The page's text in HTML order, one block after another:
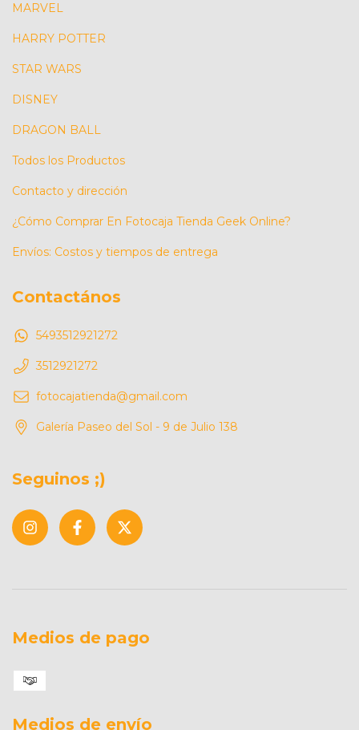
MARVEL
HARRY POTTER
STAR WARS
DISNEY
DRAGON BALL
Todos los Productos
Contacto y dirección
¿Cómo Comprar En Fotocaja Tienda Geek Online?
Envíos: Costos y tiempos de entrega
Contactános
5493512921272
3512921272
fotocajatienda@gmail.com
Galería Paseo del Sol - 9 de Julio 138
Seguinos ;)
Medios de pago
Medios de envío